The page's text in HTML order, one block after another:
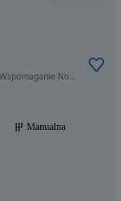
1124 cm3 • 60 KM • 1.1 60KM Rej.PL 5-drzwi+Wspomaganie Nowy Rozrząd Długie OC+Przegląd!
Manualna